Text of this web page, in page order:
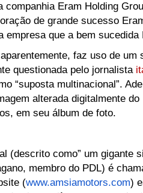
companhia Eram Holding
de grande sucesso
empresa que a bem sucedida
faz uso de um
questionada pelo jornalista
“suposta multinacional”.
alterada digitalmente
em seu álbum de foto.
(descrito como” um gigante
membro do PDL) é
(www.amsiamotors.com)